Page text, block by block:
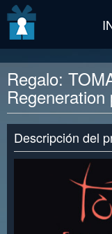
Regalo:
Descripción del